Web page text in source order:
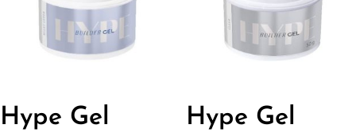
Hype Gel Hype Gel